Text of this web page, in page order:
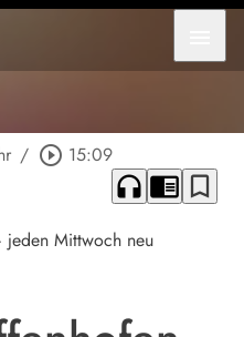
/ play_circle_outline 15:09
headphones chrome_reader_mode bookmark_border
Mittwoch neu